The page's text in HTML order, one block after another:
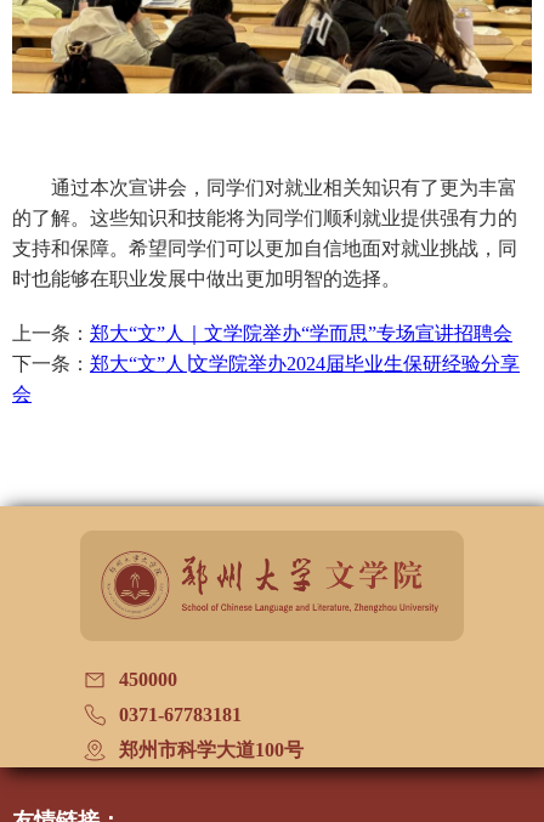
通过本次宣讲会，同学们对就业相关知识有了更为丰富
的了解。这些知识和技能将为同学们顺利就业提供强有力的
支持和保障。希望同学们可以更加自信地面对就业挑战，同
时也能够在职业发展中做出更加明智的选择。
上一条： 郑大“文”人｜文学院举办“学而思”专场宣讲招聘会
下一条： 郑大“文”人∣文学院举办2024届毕业生保研经验分享
会
450000
0371-67783181
郑州市科学大道100号